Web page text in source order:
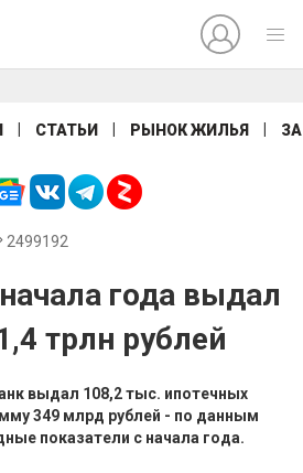
СТАТЬИ РЫНОК ЖИЛЬЯ
2499192
года выдал
трлн рублей
выдал 108,2 тыс. ипотечных
349 млрд рублей - по данным
показатели с начала года.